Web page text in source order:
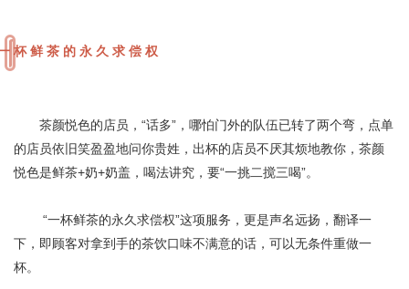
杯鲜茶的永久求偿权
茶颜悦色的店员，“话多”，哪怕门外的队伍已转了两个弯，点单
的店员依旧笑盈盈地问你贵姓，出杯的店员不厌其烦地教你，茶颜
悦色是鲜茶+奶+奶盖，喝法讲究，要“一挑二搅三喝”。
“一杯鲜茶的永久求偿权”这项服务，更是声名远扬，翻译一
下，即顾客对拿到手的茶饮口味不满意的话，可以无条件重做一
杯。